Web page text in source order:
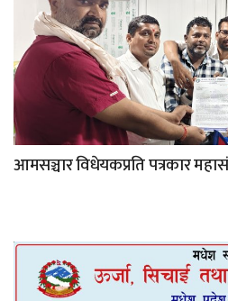
आमसञ्चार विधेयकप्रति पत्रकार